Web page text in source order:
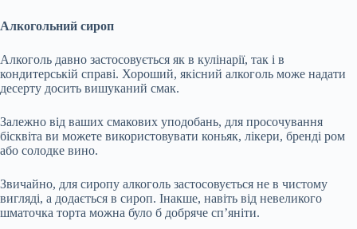
Алкогольний сироп
Алкоголь давно застосовується як в кулінарії, так і в
кондитерській справі. Хороший, якісний алкоголь може надати
десерту досить вишуканий смак.
Залежно від ваших смакових уподобань, для просочування
бісквіта ви можете використовувати коньяк, лікери, бренді ром
або солодке вино.
Звичайно, для сиропу алкоголь застосовується не в чистому
вигляді, а додається в сироп. Інакше, навіть від невеликого
шматочка торта можна було б добряче сп’яніти.